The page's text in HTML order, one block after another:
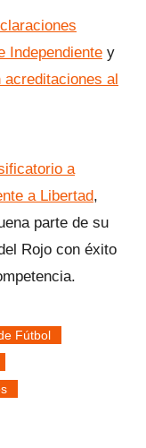
Independiente y
acreditaciones al
a
a Libertad,
parte de su
Rojo con éxito
Fútbol